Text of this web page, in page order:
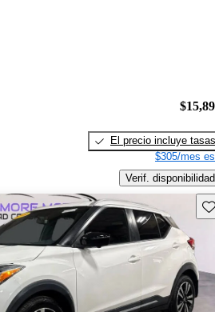
El precio incluye tasas
$305/mes
Verif. disponibilidad